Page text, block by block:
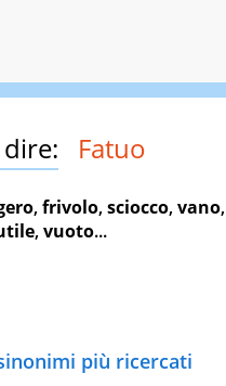
Fatuo
,frivolo,sciocco,vano,
,vuoto...
più ricercati